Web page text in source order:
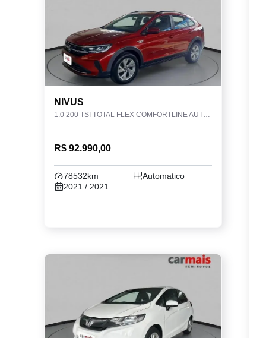
NIVUS
1.0 200 TSI TOTAL FLEX COMFORTLINE AUTOMÁTICO
R$ 92.990,00
78532km
Automatico
2021 / 2021